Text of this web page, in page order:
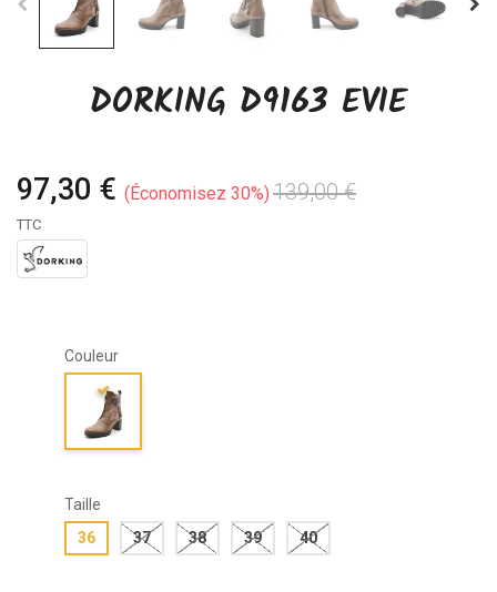
DORKING D9163 EVIE
97,30 € Économisez 30% 139,00 €
TTC
Couleur
Taille
36
37 38 39 40